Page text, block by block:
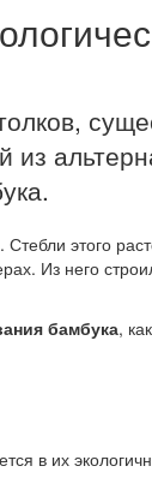
из
этого
Из него
бамбука,
в их